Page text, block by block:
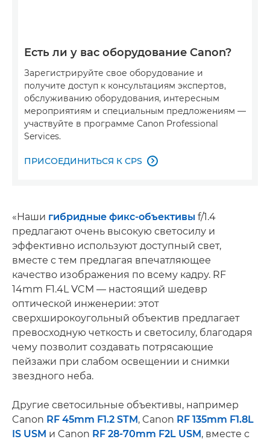
Есть ли у вас оборудование Canon?
Зарегистрируйте свое оборудование и
получите доступ к консультациям экспертов,
обслуживанию оборудования, интересным
мероприятиям и специальным предложениям —
участвуйте в программе Canon Professional
Services.
ПРИСОЕДИНИТЬСЯ К CPS 
«Наши гибридные фикс-объективы f/1.4
предлагают очень высокую светосилу и
эффективно используют доступный свет,
вместе с тем предлагая впечатляющее
качество изображения по всему кадру. RF
14mm F1.4L VCM — настоящий шедевр
оптической инженерии: этот
сверхширокоугольный объектив предлагает
превосходную четкость и светосилу, благодаря
чему позволит создавать потрясающие
пейзажи при слабом освещении и снимки
звездного неба.
Другие светосильные объективы, например
Canon RF 45mm F1.2 STM, Canon RF 135mm F1.8L
IS USM и Canon RF 28-70mm F2L USM, вместе с